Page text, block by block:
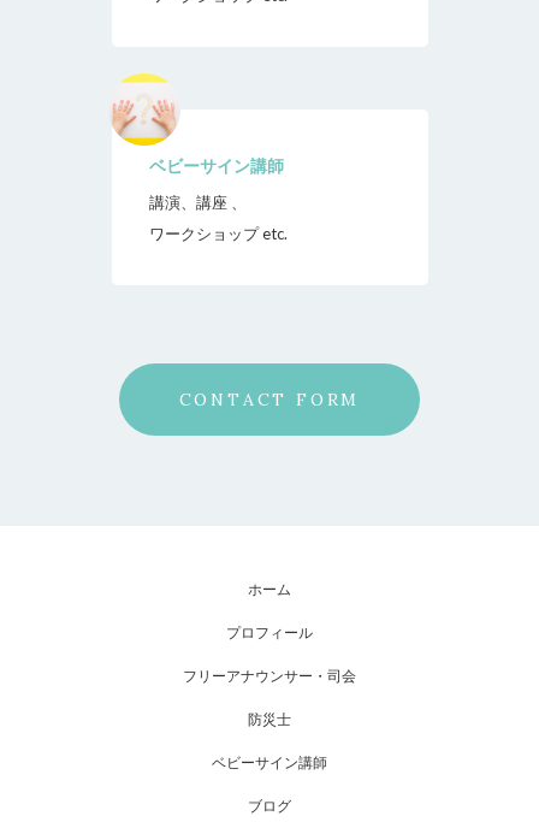
ベビーサイン講師
講演、講座 、
ワークショップ etc.
CONTACT FORM
ホーム
プロフィール
フリーアナウンサー・司会
防災士
ベビーサイン講師
ブログ